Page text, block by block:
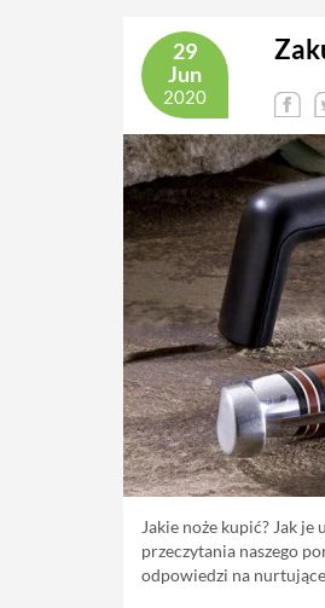
29
Jun
2020
Jakie noże kupić? Jak
przeczytania naszego
odpowiedzi na